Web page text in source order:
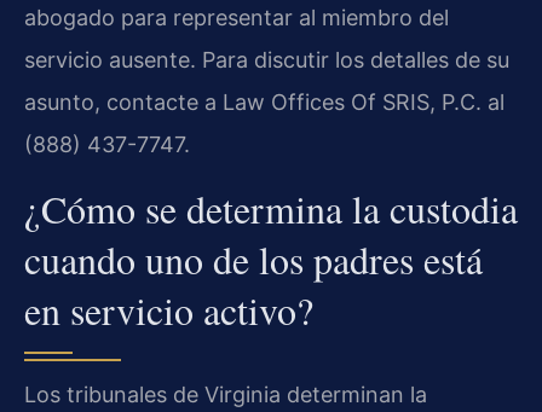
abogado para representar al miembro del
servicio ausente. Para discutir los detalles de su
asunto, contacte a Law Offices Of SRIS, P.C. al
(888) 437-7747.
¿Cómo se determina la custodia
cuando uno de los padres está
en servicio activo?
Los tribunales de Virginia determinan la